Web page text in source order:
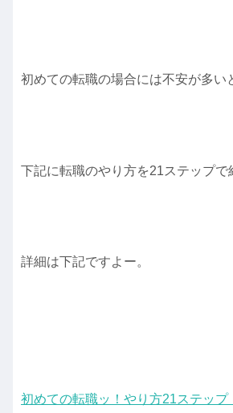
初めての転職の場合には不安が多い
下記に転職のやり方を21ステップで
詳細は下記ですよー。
初めての転職ッ！やり方21ステップ